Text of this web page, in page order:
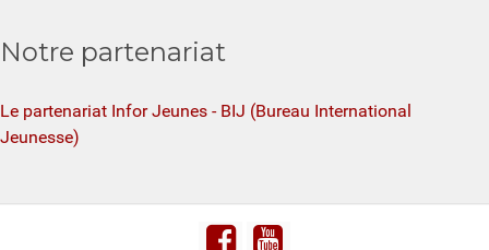
Notre partenariat
Le partenariat Infor Jeunes - BIJ (Bureau International
Jeunesse)